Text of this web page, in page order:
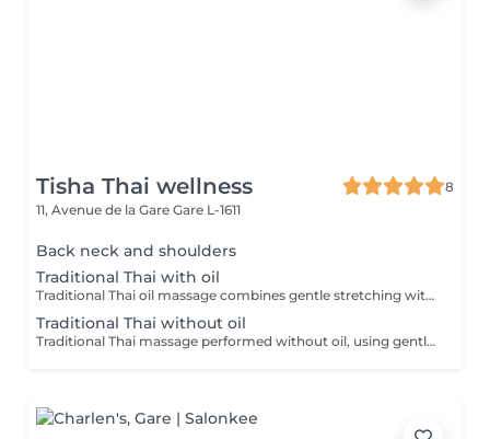
Tisha Thai wellness
8
11, Avenue de la Gare Gare L-1611
Back neck and shoulders
Traditional Thai with oil
Traditional Thai oil massage combines gentle stretching with flowing massage techniques using warm oil to ease muscle tension, improve circulation, and promote deep relaxation.
Traditional Thai without oil
Traditional Thai massage performed without oil, using gentle stretching and acupressure techniques to relieve muscle tension, improve flexibility, and promote deep relaxation.